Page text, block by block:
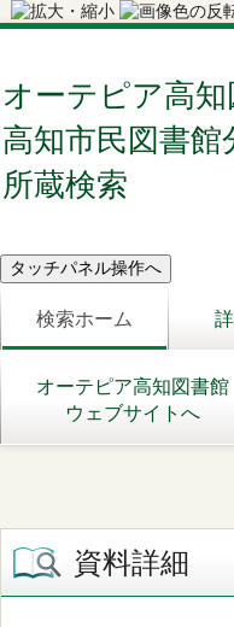
オーテピア高知
高知市民図書館
所蔵検索
検索ホーム
オーテピア高知図書館
ウェブサイトへ
資料詳細